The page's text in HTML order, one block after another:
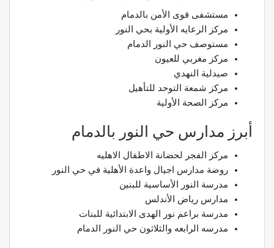
مستشفى قوى الأمن بالدمام
مركز الرعايه الأولية بحي النور
مستوصف حي النور الدمام
مركز مغربي للعيون
صيدلية النهدي
مركز شمعة التوحد للتأهيل
مركز الصحة الأولية
أبرز مدارس حي النور بالدمام
مركز الفجر لحضانة الاطفال الاهليه
روضة مدارس اجيال واعدة الأهلية في حي النور
مدرسة النور الأساسية للبنين
مدارس رياض الأندلس
مدرسة براعم نور الهدى الابتدائية للبنات
مدرسه الرابعه والثلاثون حي النور الدمام